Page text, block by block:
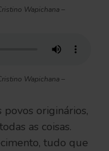
Wapichana –
Wapichana –
povos originários,
as coisas.
tudo que